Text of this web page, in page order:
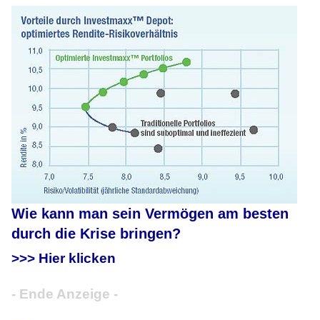
Wie kann man sein Vermögen am besten
durch die Krise bringen?
>>> Hier klicken
- Ende Anzeige -